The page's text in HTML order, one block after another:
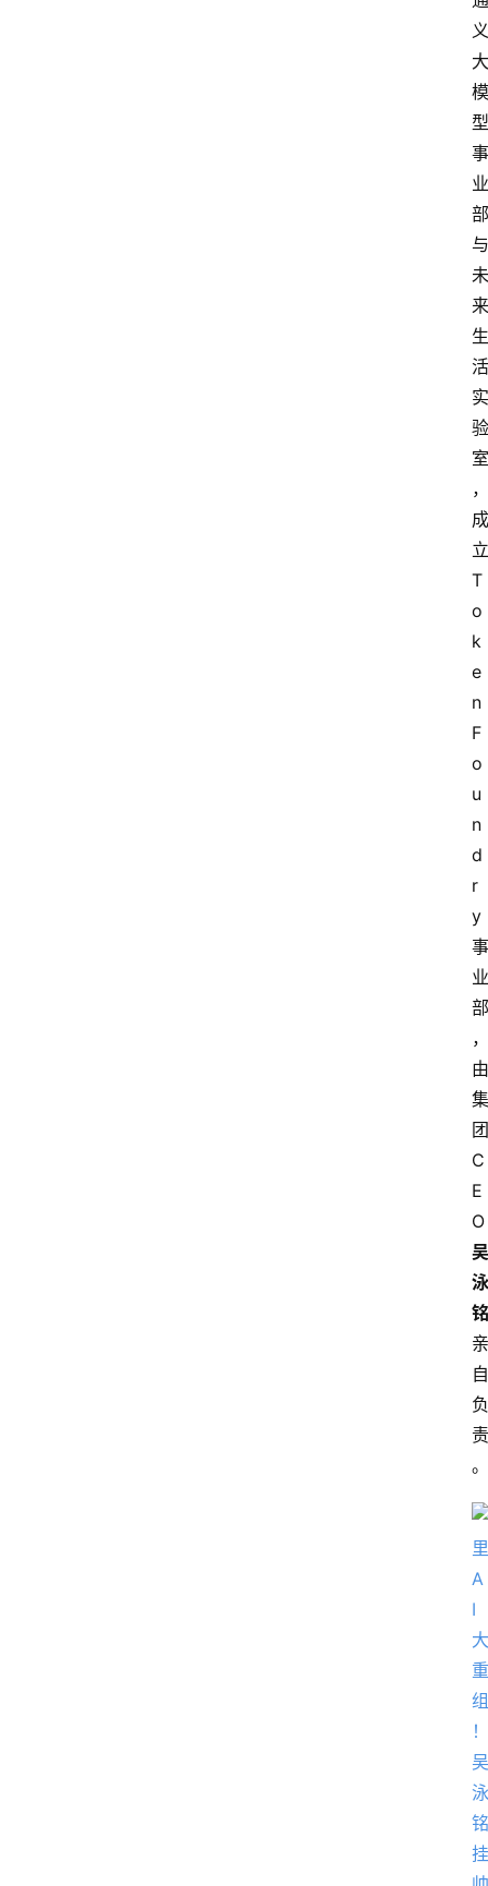
义
大
模
型
事
业
部
与
未
来
生
活
实
验
室
，
成
立
T
o
k
e
n
F
o
u
n
d
r
y
事
业
部
，
由
集
团
C
E
O
吴
泳
铭
亲
自
负
责
。